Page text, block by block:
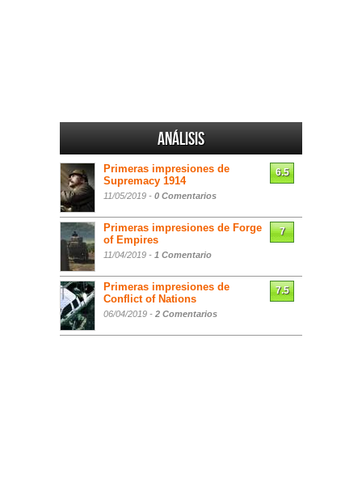
Análisis
Primeras impresiones de
Supremacy 1914
11/05/2019 - 0 Comentarios
6.5
Primeras impresiones de Forge
of Empires
11/04/2019 - 1 Comentario
7
Primeras impresiones de
Conflict of Nations
06/04/2019 - 2 Comentarios
7.5